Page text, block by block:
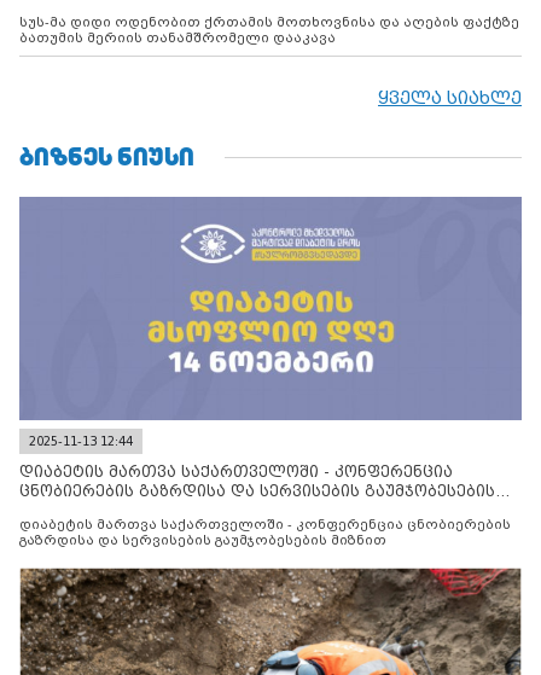
სუს-მა დიდი ოდენობით ქრთამის მოთხოვნისა და აღების ფაქტზე
ბათუმის მერიის თანამშრომელი დააკავა
ყველა სიახლე
ᲑᲘᲖᲜᲔᲡ ᲜᲘᲣᲡᲘ
2025-11-13 12:44
დიაბეტის მართვა საქართველოში - კონფერენცია
ცნობიერების გაზრდისა და სერვისების გაუმჯობესების
დიაბეტის მართვა საქართველოში - კონფერენცია ცნობიერების
გაზრდისა და სერვისების გაუმჯობესების მიზნით